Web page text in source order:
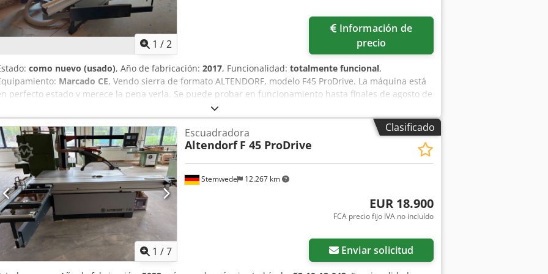
totales de la máquina ensamblada: 3400 x 3600 x 1800 mm (alto) Dimensiones totales para
el transporte: 3400 x 2100 x 1800 mm (alto) Peso: 1050 kg
Pedir más fotos
1 /2
precio
como nuevo (usado), Año de fabricación: 2017, Funcionalidad: totalmente funcional,
Marcado CE, Vendo sierra de formato ALTENDORF, modelo F45 ProDrive. La máquina está
perfecto estado y merece la pena verla. Se puede probar en funcionamiento hasta finales de agosto de
2026. Por favor, indiquen su precio. Dsdpfxjzrtb Ne Ab Tjck Descripción de la máquina: F45 ProDrive,
básica CNC con elevación e inclinación del disco principal: - Panel de control superior - Motor de
kW - 3.400-5.000 RPM - Precortadora de 2 ejes, con ajuste CNC desde el panel - Soporte para notas -
de 3200 mm, con botones de control en el deslizamiento - Digital L: lectura de 2 topes en la
guía transversal - Guía paralela CNC de 1300 mm - Pistón neumático, con mando a distancia
Clasificado
1 /7
Stemwede 12.267 km
Escuadradora
Altendorf F 45 ProDrive
EUR 18.900
FCA precio fijo IVA no incluído
Enviar solicitud